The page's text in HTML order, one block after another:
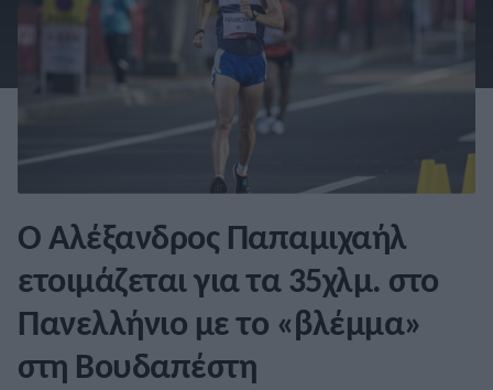
Ο Αλέξανδρος Παπαμιχαήλ
ετοιμάζεται για τα 35χλμ. στο
Πανελλήνιο με το «βλέμμα»
στη Βουδαπέστη